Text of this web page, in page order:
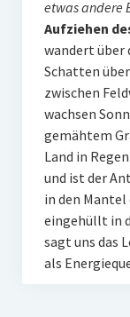
Klimaneutrales
Zukunft der
etwas andere
Aufziehen
wandert über
Schatten
zwischen
wachsen
gemähtem
Land in
und ist der
in den
eingehüllt in
sagt uns das
als